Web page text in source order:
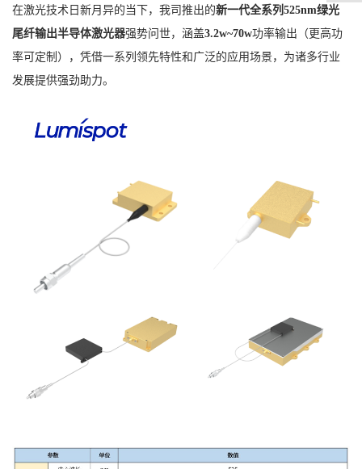
在激光技术日新月异的当下，我司推出的新一代全系列 525nm绿光
尾纤输出半导体激光器强势问世，涵盖3.2w~70w功率输出（更高功
率可定制），凭借一系列领先特性和广泛的应用场景，为诸多行业
发展提供强劲助力。